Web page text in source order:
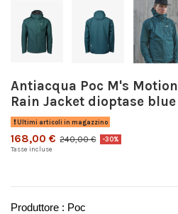
Antiacqua Poc M's Motion
Rain Jacket dioptase blue
Ultimi articoli in magazzino
168,00 € 240,00 € -30%
Tasse incluse
Produttore : Poc